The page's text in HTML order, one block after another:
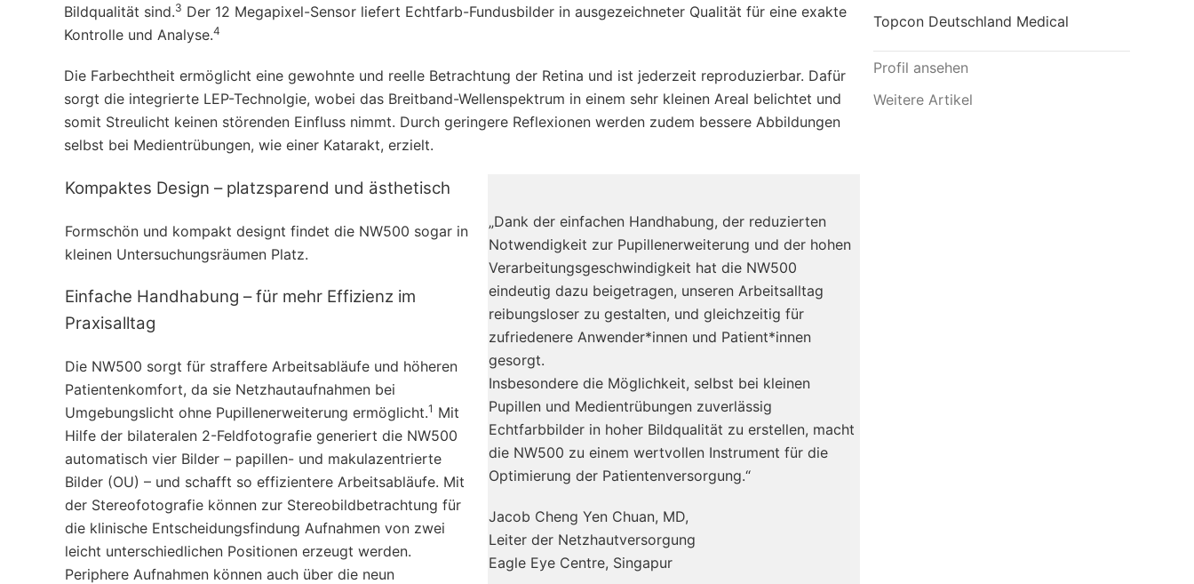
Bildqualität sind.3 Der 12 Megapixel-Sensor liefert Echtfarb-Fundusbilder in ausgezeichneter Qualität für eine exakte
Kontrolle und Analyse.4
Die Farbechtheit ermöglicht eine gewohnte und reelle Betrachtung der Retina und ist jederzeit reproduzierbar. Dafür
sorgt die integrierte LEP-Technolgie, wobei das Breitband-Wellenspektrum in einem sehr kleinen Areal belichtet und
somit Streulicht keinen störenden Einfluss nimmt. Durch geringere Reflexionen werden zudem bessere Abbildungen
selbst bei Medientrübungen, wie einer Katarakt, erzielt.
Kompaktes Design – platzsparend und ästhetisch
Formschön und kompakt designt findet die NW500 sogar in
kleinen Untersuchungsräumen Platz.
Einfache Handhabung – für mehr Effizienz im
Praxisalltag
Die NW500 sorgt für straffere Arbeitsabläufe und höheren
Patientenkomfort, da sie Netzhautaufnahmen bei
Umgebungslicht ohne Pupillenerweiterung ermöglicht.1 Mit
Hilfe der bilateralen 2-Feldfotografie generiert die NW500
automatisch vier Bilder – papillen- und makulazentrierte
Bilder (OU) – und schafft so effizientere Arbeitsabläufe. Mit
der Stereofotografie können zur Stereobildbetrachtung für
die klinische Entscheidungsfindung Aufnahmen von zwei
leicht unterschiedlichen Positionen erzeugt werden.
Periphere Aufnahmen können auch über die neun
„Dank der einfachen Handhabung, der reduzierten
Notwendigkeit zur Pupillenerweiterung und der hohen
Verarbeitungsgeschwindigkeit hat die NW500
eindeutig dazu beigetragen, unseren Arbeitsalltag
reibungsloser zu gestalten, und gleichzeitig für
zufriedenere Anwender*innen und Patient*innen
gesorgt.
Insbesondere die Möglichkeit, selbst bei kleinen
Pupillen und Medientrübungen zuverlässig
Echtfarbbilder in hoher Bildqualität zu erstellen, macht
die NW500 zu einem wertvollen Instrument für die
Optimierung der Patientenversorgung.“
Jacob Cheng Yen Chuan, MD,
Leiter der Netzhautversorgung
Eagle Eye Centre, Singapur
Topcon Deutschland Medical
Profil ansehen
Weitere Artikel